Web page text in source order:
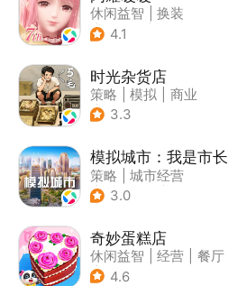
休闲益智
换装
| 美少女
4.1
时光杂货店
策略 模拟
商业
| 童年
3.3
模拟城市：我是市长
策略
城市经营
| 模拟城市
3.0
奇妙蛋糕店
休闲益智 经营
餐厅
| 宝宝巴士
4.6